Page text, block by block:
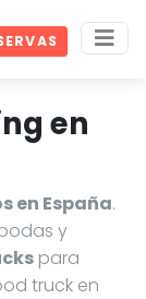
en
en España.
y
para
truck en